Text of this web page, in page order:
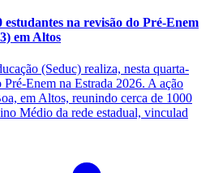
estudantes na revisão do Pré-Enem
em Altos
(Seduc) realiza, nesta quarta-
Enem na Estrada 2026. A ação
em Altos, reunindo cerca de 1000
Médio da rede estadual, vinculad